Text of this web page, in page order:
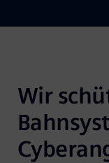
Wir